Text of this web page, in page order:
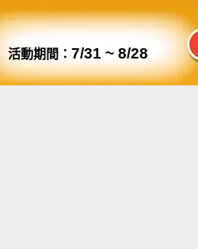
活動期間： 7/31 ~ 8/28